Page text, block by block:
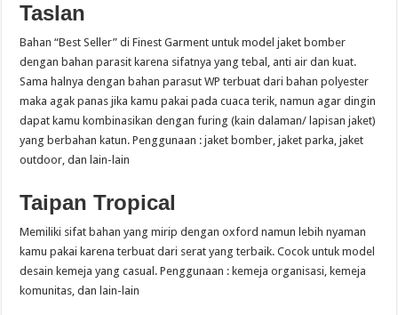
Taslan
Bahan “Best Seller” di Finest Garment untuk model jaket bomber
dengan bahan parasit karena sifatnya yang tebal, anti air dan kuat.
Sama halnya dengan bahan parasut WP terbuat dari bahan polyester
maka agak panas jika kamu pakai pada cuaca terik, namun agar dingin
dapat kamu kombinasikan dengan furing (kain dalaman/ lapisan jaket)
yang berbahan katun. Penggunaan : jaket bomber, jaket parka, jaket
outdoor, dan lain-lain
Taipan Tropical
Memiliki sifat bahan yang mirip dengan oxford namun lebih nyaman
kamu pakai karena terbuat dari serat yang terbaik. Cocok untuk model
desain kemeja yang casual. Penggunaan : kemeja organisasi, kemeja
komunitas, dan lain-lain